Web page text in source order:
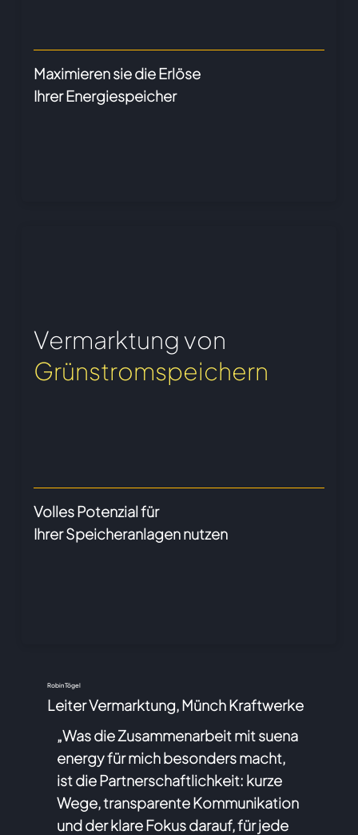
Maximieren sie die Erlöse
Ihrer Energiespeicher
Vermarktung von
Grünstromspeichern
Volles Potenzial für
Ihrer Speicheranlagen nutzen
Robin Tögel
Leiter Vermarktung, Münch Kraftwerke
„Was die Zusammenarbeit mit suena
energy für mich besonders macht,
ist die Partnerschaftlichkeit: kurze
Wege, transparente Kommunikation
und der klare Fokus darauf, für jede